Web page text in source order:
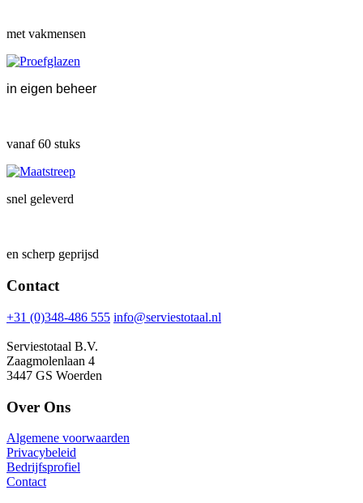
met vakmensen
in eigen beheer
vanaf 60 stuks
snel geleverd
en scherp geprijsd
Contact
+31 (0)348-486 555 info@serviestotaal.nl
Serviestotaal B.V.
Zaagmolenlaan 4
3447 GS Woerden
Over Ons
Algemene voorwaarden
Privacybeleid
Bedrijfsprofiel
Contact